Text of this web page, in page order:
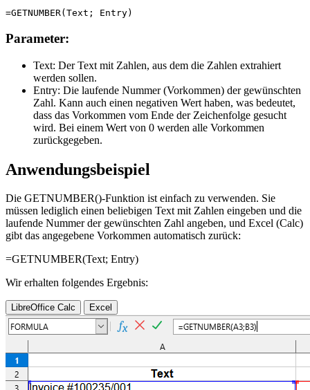
Parameter:
Text: Der Text mit Zahlen, aus dem die Zahlen extrahiert
werden sollen.
Entry: Die laufende Nummer (Vorkommen) der gewünschten
Zahl. Kann auch einen negativen Wert haben, was bedeutet,
dass das Vorkommen vom Ende der Zeichenfolge gesucht
wird. Bei einem Wert von 0 werden alle Vorkommen
zurückgegeben.
Anwendungsbeispiel
Die GETNUMBER()-Funktion ist einfach zu verwenden. Sie
müssen lediglich einen beliebigen Text mit Zahlen eingeben und die
laufende Nummer der gewünschten Zahl angeben, und Excel (Calc)
gibt das angegebene Vorkommen automatisch zurück:
=GETNUMBER(Text; Entry)
Wir erhalten folgendes Ergebnis:
LibreOffice Calc Excel